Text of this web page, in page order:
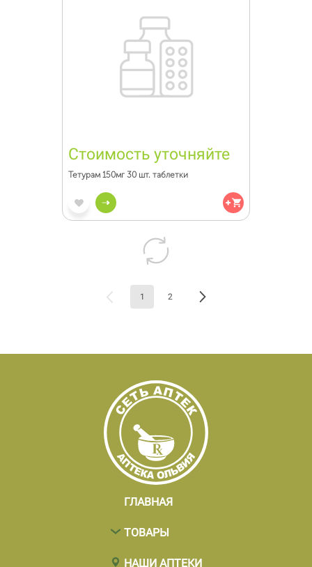
Стоимость уточняйте
Тетурам 150мг 30 шт. таблетки
1 2
ГЛАВНАЯ
ТОВАРЫ
НАШИ АПТЕКИ